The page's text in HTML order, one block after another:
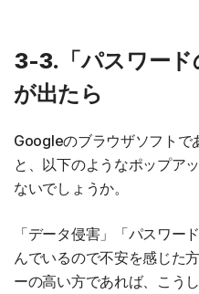
3-3.「パスワード
が出たら
Googleのブラウザソフトで
と、以下のようなポップア
ないでしょうか。
「データ侵害」「パスワー
んでいるので不安を感じた
ーの高い方であれば、こう